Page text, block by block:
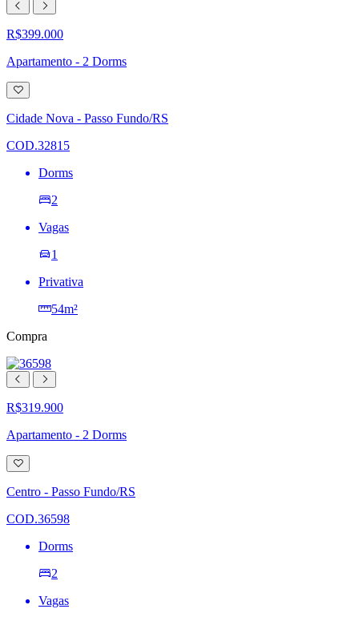
R$399.000
Apartamento - 2 Dorms
Adicionar
à
lista
de
Cidade Nova - Passo Fundo/RS
COD.32815
Dorms
2
Vagas
1
Privativa
54m²
Compra
R$319.900
Apartamento - 2 Dorms
Adicionar
à
lista
de
Centro - Passo Fundo/RS
COD.36598
Dorms
2
Vagas